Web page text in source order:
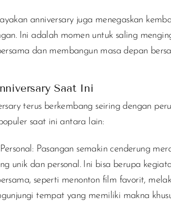
anniversary juga menegaskan
Ini adalah momen untuk saling
dan membangun masa depan
Saat Ini
terus berkembang seiring dengan
saat ini antara lain:
Pasangan semakin cenderung
unik dan personal. Ini bisa berupa
seperti menonton film favorit,
tempat yang memiliki makna